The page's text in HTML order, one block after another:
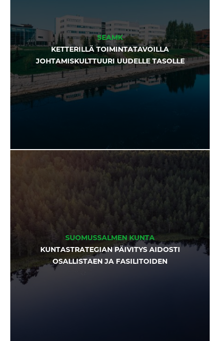
SEAMK
KETTERILLÄ TOIMINTATAVOILLA
JOHTAMISKULTTUURI UUDELLE TASOLLE
SUOMUSSALMEN KUNTA
KUNTASTRATEGIAN PÄIVITYS AIDOSTI
OSALLISTAEN JA FASILITOIDEN